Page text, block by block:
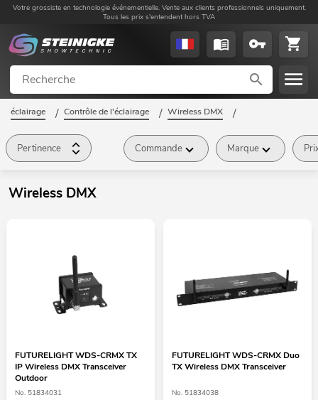
Votre grossiste en technologie événementielle. Vente aux clients professionnels uniquement.
Tous les prix s'entendent hors TVA
éclairage / Contrôle de l'éclairage / Wireless DMX /
Pertinence Commande Marque
Wireless DMX
FUTURELIGHT WDS-CRMX TX
IP Wireless DMX Transceiver
Outdoor
No. 51834031
FUTURELIGHT WDS-CRMX Duo
TX Wireless DMX Transceiver
No. 51834038